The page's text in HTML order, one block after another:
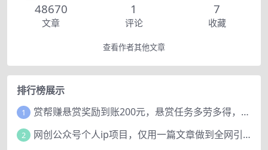
48670
文章
1
评论
7
收藏
查看作者其他文章
排行榜展示
1 赏帮赚悬赏奖励到账200元，悬赏任务多劳多得，人人可做。
2 网创公众号个人ip项目，仅用一篇文章做到全网引流！